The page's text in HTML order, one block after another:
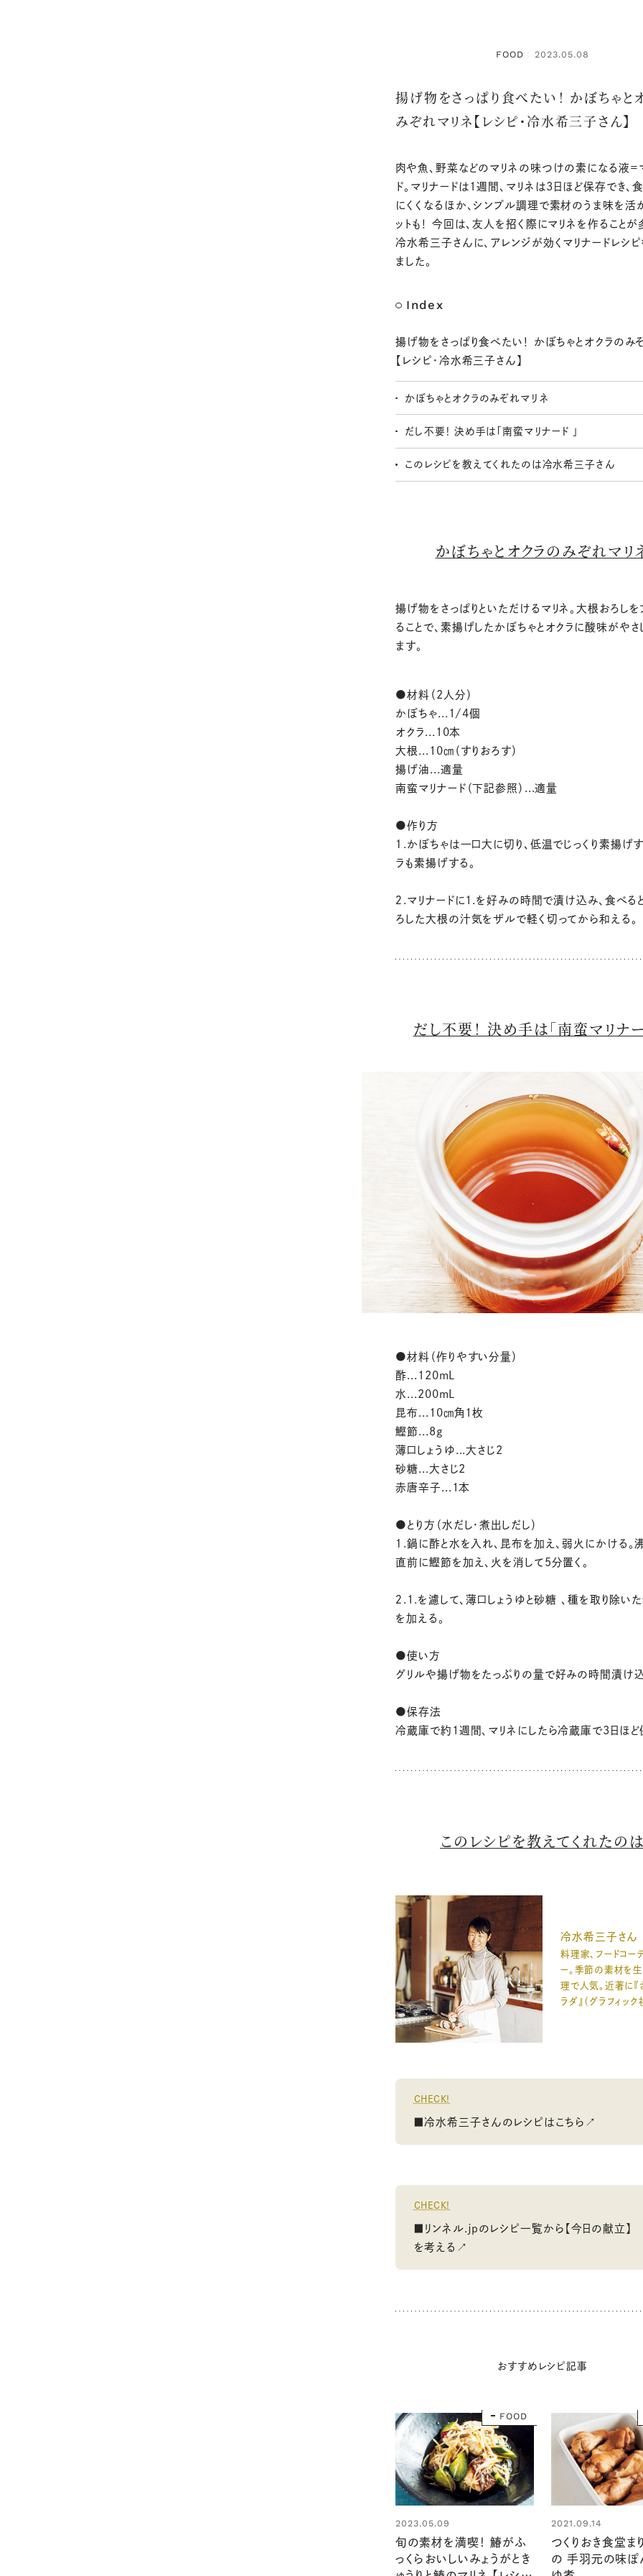
FOOD ： 2023.05.08
揚げ物をさっぱり食べたい！ かぼちゃと
みぞれマリネ【レシピ・冷水希三子さん】
肉や魚、野菜などのマリネの味つけの素になる液＝
ド。マリナードは1週間、マリネは3日ほど保存でき、
にくくなるほか、シンプル調理で素材のうま味を活
ットも！ 今回は、友人を招く際にマリネを作ることが
冷水希三子さんに、アレンジが効くマリナードレシ
ました。
Index
揚げ物をさっぱり食べたい！ かぼちゃとオクラのみ
【レシピ・冷水希三子さん】
かぼちゃとオクラのみぞれマリネ
だし不要！ 決め手は「南蛮マリナード 」
このレシピを教えてくれたのは冷水希三子さん
かぼちゃとオクラのみぞれマリ
揚げ物をさっぱりといただけるマリネ。大根おろしを
ることで、素揚げしたかぼちゃとオクラに酸味がやさ
ます。
●材料（2人分）
かぼちゃ...1/4個
オクラ...10本
大根...10㎝（すりおろす）
揚げ油...適量
南蛮マリナード（下記参照）...適量
●作り方
１.かぼちゃは一口大に切り、低温でじっくり素揚げす
ラも素揚げする。
２.マリナードに1.を好みの時間で漬け込み、食べる
ろした大根の汁気をザルで軽く切ってから和える。
だし不要！ 決め手は「南蛮マリナ
●材料（作りやすい分量）
酢...120mL
水...200mL
昆布...10㎝角1枚
鰹節...8g
薄口しょうゆ...大さじ2
砂糖...大さじ2
赤唐辛子...1本
●とり方（水だし・煮出しだし）
１.鍋に酢と水を入れ、昆布を加え、弱火にかける。
直前に鰹節を加え、火を消して5分置く。
２.1.を濾して、薄口しょうゆと砂糖 、種を取り除い
を加える。
●使い方
グリルや揚げ物をたっぷりの量で好みの時間漬け
●保存法
冷蔵庫で約1週間、マリネにしたら冷蔵庫で3日ほ
このレシピを教えてくれたの
冷水希三子さん
料理家、フードコー
ー。季節の素材を
理で人気。近著に『
ラダ』（グラフィック
CHECK!
■冷水希三子さんのレシピはこちら↗
CHECK!
■リンネル.jpのレシピ一覧から【今日の献立】
を考える↗
おすすめレシピ記事
FOOD
2023.05.09
旬の素材を満喫！ 鰆がふ
っくらおいしいみょうがとき
2021.09.14
つくりおき食堂ま
の 手羽元の味ぽ